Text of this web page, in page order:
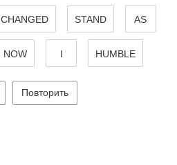
CHANGED STAND AS
NOW I HUMBLE
Повторить